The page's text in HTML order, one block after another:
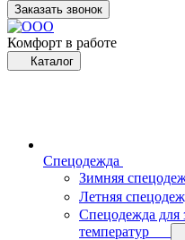
Заказать звонок
Комфорт в работе
Каталог
Спецодежда
Зимняя
Летняя
Спецодежда
температур